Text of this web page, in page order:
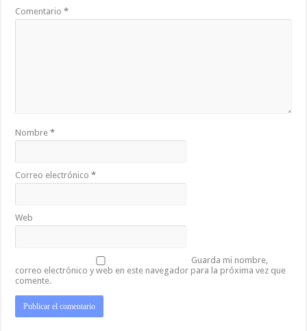
Comentario*
Nombre*
Correo electrónico*
Web
Guarda mi nombre,
correo electrónico y web en este navegador para la próxima vez que
comente.